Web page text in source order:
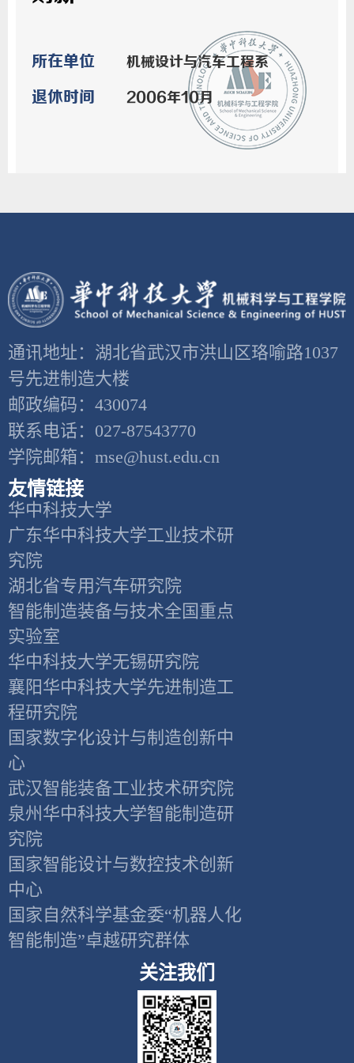
所在单位 机械设计与汽车工程系
退休时间 2006年10月
通讯地址：湖北省武汉市洪山区珞喻路1037
号先进制造大楼
邮政编码：430074
联系电话：027-87543770
学院邮箱：mse@hust.edu.cn
友情链接
华中科技大学
广东华中科技大学工业技术研
究院
湖北省专用汽车研究院
智能制造装备与技术全国重点
实验室
华中科技大学无锡研究院
襄阳华中科技大学先进制造工
程研究院
国家数字化设计与制造创新中
心
武汉智能装备工业技术研究院
泉州华中科技大学智能制造研
究院
国家智能设计与数控技术创新
中心
国家自然科学基金委“机器人化
智能制造”卓越研究群体
关注我们